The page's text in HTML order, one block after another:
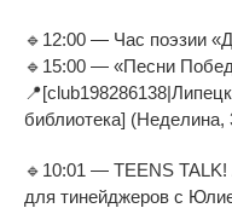
🔹12:00 — Час поэзии
🔹15:00 — «Песни
библиотека] (Неделина,
🔹10:01 — TEENS TALK!
для тинейджеров с